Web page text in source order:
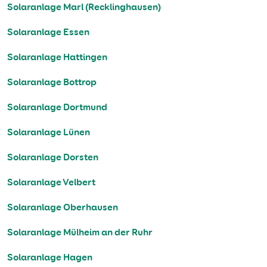
Solaranlage Marl (Recklinghausen)
Solaranlage Essen
Solaranlage Hattingen
Solaranlage Bottrop
Solaranlage Dortmund
Solaranlage Lünen
Solaranlage Dorsten
Solaranlage Velbert
Solaranlage Oberhausen
Solaranlage Mülheim an der Ruhr
Solaranlage Hagen